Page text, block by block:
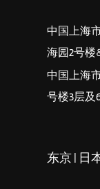
中国上海
海园2号楼
中国上海
号楼3层及
东京 | 日